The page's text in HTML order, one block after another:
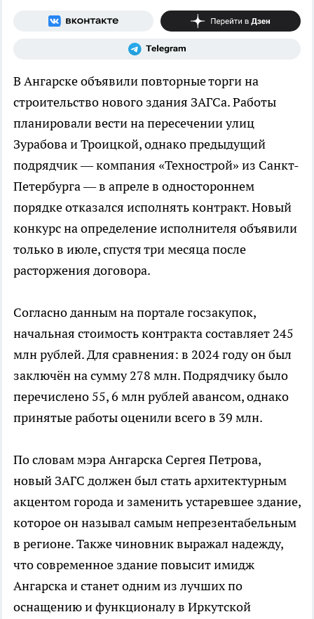
В Ангарске объявили повторные торги на
строительство нового здания ЗАГСа. Работы
планировали вести на пересечении улиц
Зурабова и Троицкой, однако предыдущий
подрядчик — компания «Технострой» из Санкт-
Петербурга — в апреле в одностороннем
порядке отказался исполнять контракт. Новый
конкурс на определение исполнителя объявили
только в июле, спустя три месяца после
расторжения договора.
Согласно данным на портале госзакупок,
начальная стоимость контракта составляет 245
млн рублей. Для сравнения: в 2024 году он был
заключён на сумму 278 млн. Подрядчику было
перечислено 55, 6 млн рублей авансом, однако
принятые работы оценили всего в 39 млн.
По словам мэра Ангарска Сергея Петрова,
новый ЗАГС должен был стать архитектурным
акцентом города и заменить устаревшее здание,
которое он называл самым непрезентабельным
в регионе. Также чиновник выражал надежду,
что современное здание повысит имидж
Ангарска и станет одним из лучших по
оснащению и функционалу в Иркутской